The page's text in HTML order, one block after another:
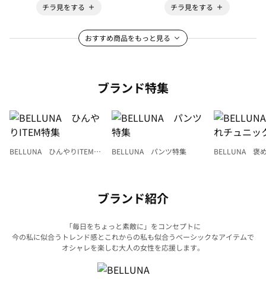
チラ見をする
チラ見をする
おすすめ商品をもっと見る
ブランド特集
BELLUNA ひんやりITEM特
BELLUNA パンツ特集
BELLUNA 褒
ブランド紹介
「毎日をちょっと素敵に」をコンセプトに
今の私に似合うトレンド感とこれからの私も似合うベーシックなアイテムで
オシャレを楽しむ大人の女性を応援します。